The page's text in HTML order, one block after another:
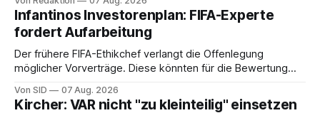
Infantinos Investorenplan: FIFA-Experte
fordert Aufarbeitung
Der frühere FIFA-Ethikchef verlangt die Offenlegung
möglicher Vorverträge. Diese könnten für die Bewertung
Von SID 07 Aug. 2026
Kircher: VAR nicht "zu kleinteilig" einsetzen